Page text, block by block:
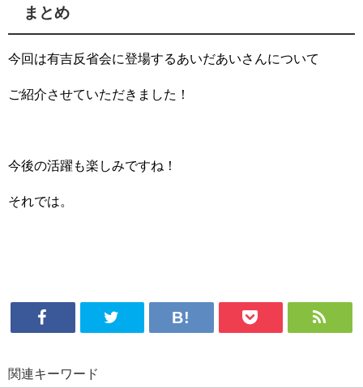
まとめ
今回は有吉反省会に登場するあいだあいさんについて
ご紹介させていただきました！
今後の活躍も楽しみですね！
それでは。
関連キーワード